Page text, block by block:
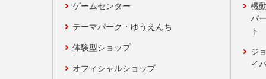
ゲームセンター
テーマパーク・ゆうえんち
体験型ショップ
オフィシャルショップ
機
バ
ト
ジ
イ